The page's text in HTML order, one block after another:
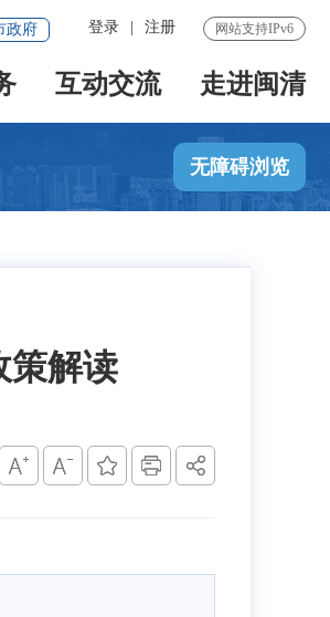
网站支持IPv6
登录 注册
政府
互动交流 走进闽清
无障碍浏览
策解读